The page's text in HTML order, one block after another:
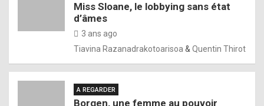
Miss Sloane, le lobbying sans état
d’âmes
3 ans ago
Tiavina Razanadrakotoarisoa & Quentin Thirot
A REGARDER
Borgen, une femme au pouvoir